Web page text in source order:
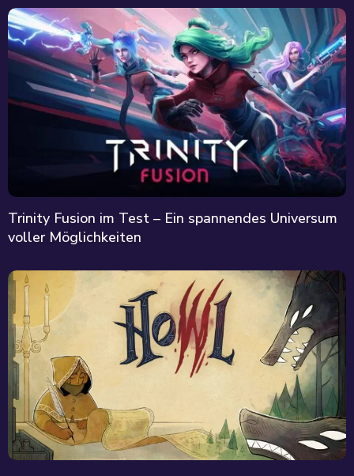
Trinity Fusion im Test – Ein spannendes Universum
voller Möglichkeiten